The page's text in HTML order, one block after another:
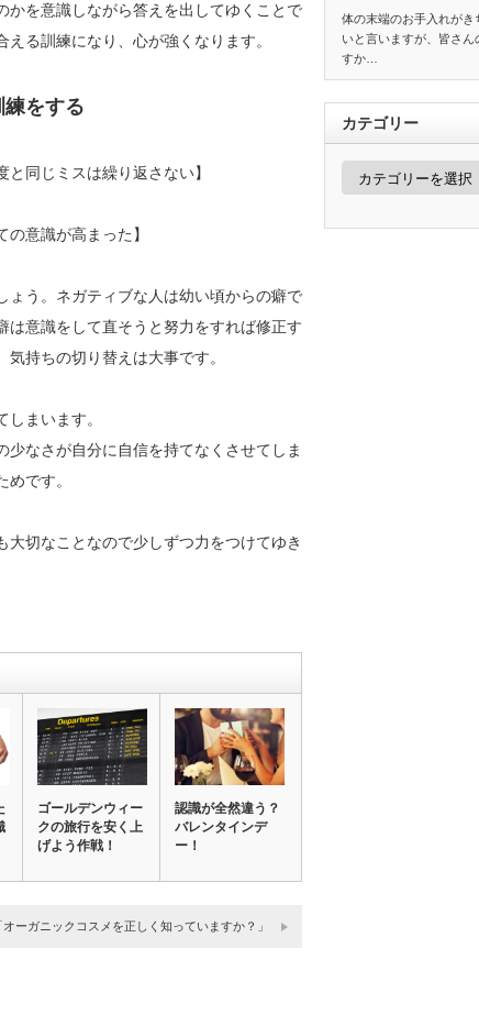
かを意識しながら答えを出してゆくことで
る訓練になり、心が強くなります。
をする
同じミスは繰り返さない】
意識が高まった】
ょう。ネガティブな人は幼い頃からの癖で
意識をして直そうと努力をすれば修正す
持ちの切り替えは大事です。
まいます。
なさが自分に自信を持てなくさせてしま
です。
切なことなので少しずつ力をつけてゆき
ゴールデンウィー
クの旅行を安く上
げよう作戦！
認識が全然違う？
バレンタインデ
ー！
オーガニックコスメを正しく知っていますか？」
体の末端のお手入れがき
いと言いますが、皆さ
すか…
カテゴリー
カ
ー